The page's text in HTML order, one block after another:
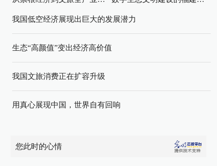
我国低空经济展现出巨大的发展潜力
生态“高颜值”变出经济高价值
我国文旅消费正在扩容升级
用真心展现中国，世界自有回响
您此时的心情